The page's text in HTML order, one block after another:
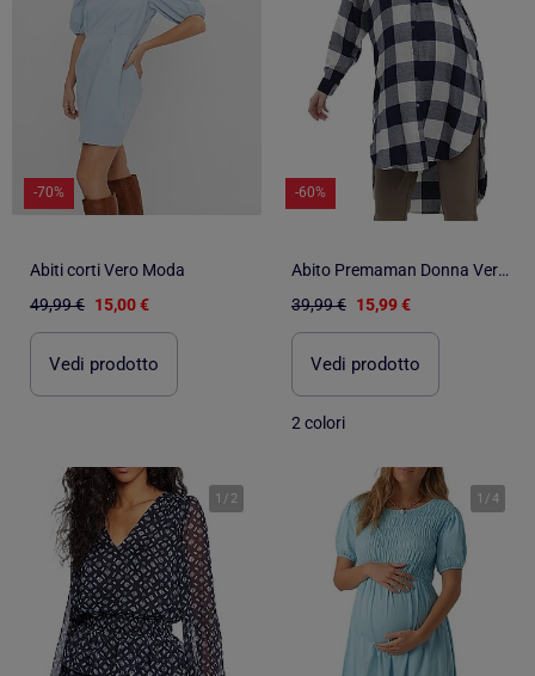
-70%
Abiti corti Vero Moda
49,99 € 15,00 €
Vedi prodotto
-60%
Abito Premaman Donna Vero Moda
39,99 € 15,99 €
Vedi prodotto
2 colori
1 / 2 1 /4